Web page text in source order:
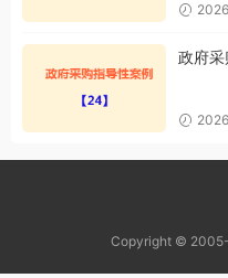
政府
Copyright © 2005-